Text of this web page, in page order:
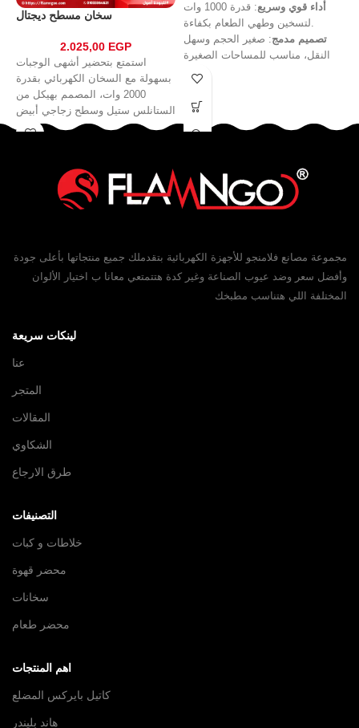
سخان مسطح ديجتال
2.025,00 EGP
استمتع بتحضير أشهى الوجبات
بسهولة مع السخان الكهربائي بقدرة
2000 وات، المصمم بهيكل من
الستانلس ستيل وسطح زجاجي أبيض
أنيق
أداء قوي وسريع
: قدرة 1000 وات
لتسخين وطهي الطعام بكفاءة.
تصميم مدمج: صغير الحجم وسهل
النقل، مناسب للمساحات الصغيرة
استخدام متعدد: مثالي لتسخين الماء،
الطعام، والطهي الخفيف.
مجموعة مصانع فلامنجو للأجهزة الكهربائية بتقدملك جميع منتجاتها بأعلى جودة
وأفضل سعر وضد عيوب الصناعة وغير كدة هتتمتعي معانا ب اختيار الألوان
المختلفة اللي هتناسب مطبخك
لينكات سريعة
عنا
المتجر
المقالات
الشكاوي
طرق الارجاع
التصنيفات
خلاطات و كبات
محضر قهوة
سخانات
محضر طعام
اهم المنتجات
كاتيل بايركس المضلع
هاند بليندر